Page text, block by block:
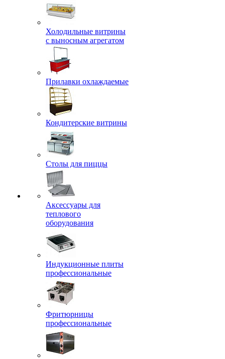
Холодильные витрины
с выносным агрегатом
Прилавки охлаждаемые
Кондитерские витрины
Столы для пиццы
Аксессуары для
теплового
оборудования
Индукционные плиты
профессиональные
Фритюрницы
профессиональные